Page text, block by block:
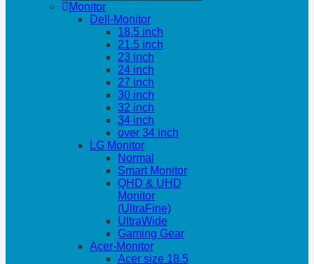
Monitor
Dell-Monitor
18.5 inch
21.5 inch
23 inch
24 inch
27 inch
30 inch
32 inch
34 inch
over 34 inch
LG Monitor
Normal
Smart Monitor
QHD & UHD
Monitor
(UltraFine)
UltraWide
Gaming Gear
Acer-Monitor
Acer size 18.5